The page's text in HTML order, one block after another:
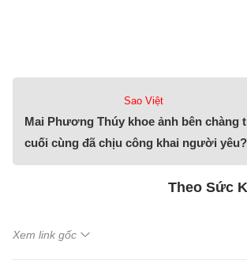
Sao Việt
Mai Phương Thúy khoe ảnh bên chàng
cuối cùng đã chịu công khai người yêu?
Theo Sức
Xem link gốc